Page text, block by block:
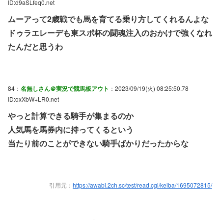
ID:d9aSLfeq0.net
ムーアって2歳戦でも馬を育てる乗り方してくれるんよな
ドゥラエレーデも東スポ杯の闘魂注入のおかけで強くなれ
たんだと思うわ
84： 名無しさん＠実況で競馬板アウト ：2023/09/19(火) 08:25:50.78
ID:oxXbW+LR0.net
やっと計算できる騎手が集まるのか
人気馬を馬券内に持ってくるという
当たり前のことができない騎手ばかりだったからな
引用元： https://awabi.2ch.sc/test/read.cgi/keiba/1695072815/